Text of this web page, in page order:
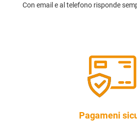
Con email e al telefono risponde
Pagameni